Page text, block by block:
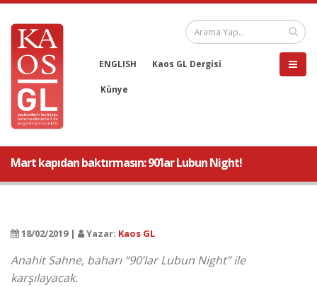
ENGLISH Kaos GL Dergisi
Künye
Mart kapıdan baktırmasın: 90’lar Lubun Night!
18/02/2019 | Yazar: Kaos GL
Anahit Sahne, baharı “90’lar Lubun Night” ile
karşılayacak.